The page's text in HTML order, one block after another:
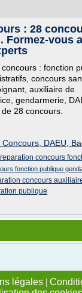
: 28
Formez-vous
: fonction
concours
auxiliaire de
gendarmerie,
28 concours.
DAEU,
concours
fonction publique
concours
publique
légales |